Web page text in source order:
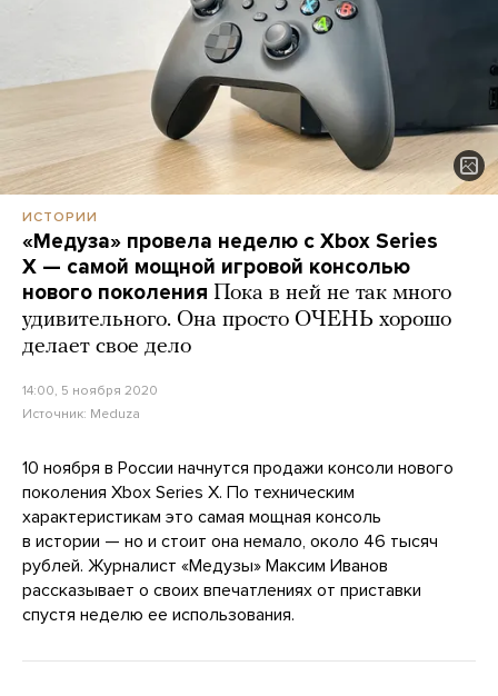
ИСТОРИИ
«Медуза» провела неделю с Xbox Series
X — самой мощной игровой консолью
нового поколения Пока в ней не так много
удивительного. Она просто ОЧЕНЬ хорошо
делает свое дело
14:00, 5 ноября 2020
Источник: Meduza
10 ноября в России начнутся продажи консоли нового
поколения Xbox Series X. По техническим
характеристикам это самая мощная консоль
в истории — но и стоит она немало, около 46 тысяч
рублей. Журналист «Медузы» Максим Иванов
рассказывает о своих впечатлениях от приставки
спустя неделю ее использования.